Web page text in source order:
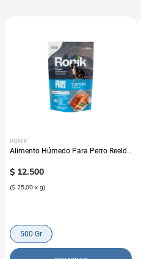
RONIK
Alimento Húmedo Para Perro Reelds
$ 12.500
($ 25,00 x g)
500 Gr